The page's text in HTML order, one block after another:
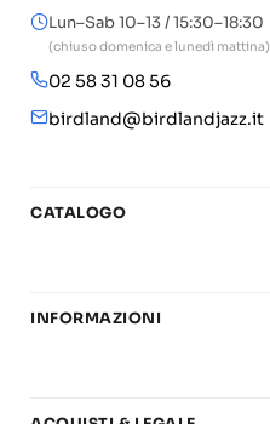
Lun–Sab 10–13 / 15:30–18:30
(chiuso domenica e lunedì mattina)
02 58 31 08 56
birdland@birdlandjazz.it
CATALOGO
Chitarra
Basi play-along
INFORMAZIONI
Carta del Docente